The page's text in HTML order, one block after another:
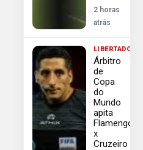
2 horas
atrás
LIBERTADORES
Árbitro
de
Copa
do
Mundo
apita
Flamengo
x
Cruzeiro